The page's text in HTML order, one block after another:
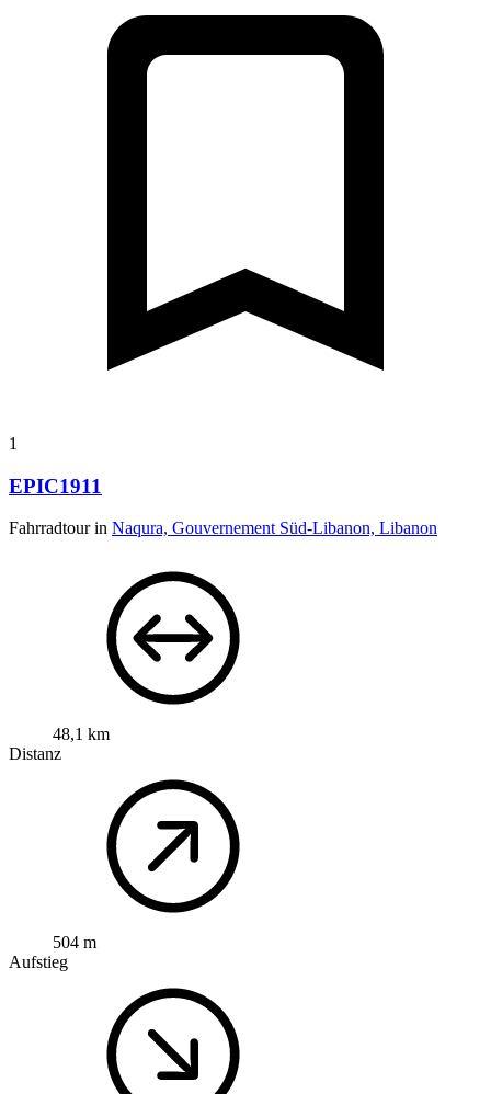
1
EPIC1911
Fahrradtour in Naqura, Gouvernement Süd-Libanon, Libanon
48,1 km
Distanz
504 m
Aufstieg